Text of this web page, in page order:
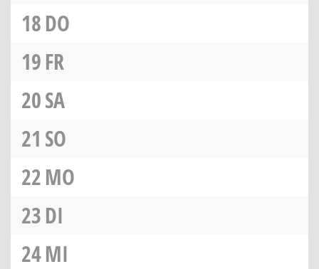
18DO
19FR
20SA
21 SO
22MO
23DI
24MI